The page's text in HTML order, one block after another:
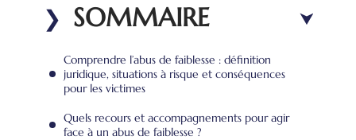
SOMMAIRE
Comprendre l’abus de faiblesse : définition
juridique, situations à risque et conséquences
pour les victimes
Quels recours et accompagnements pour agir
face à un abus de faiblesse ?